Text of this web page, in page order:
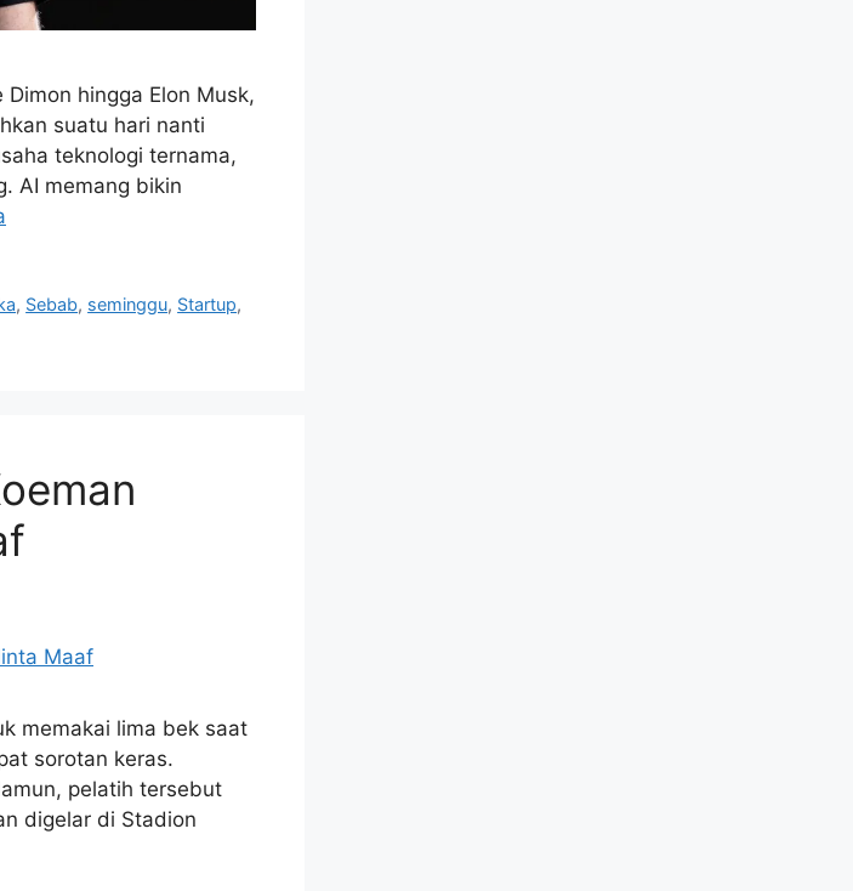
hingga Elon Musk,
suatu hari nanti
teknologi ternama,
AI memang bikin
, Sebab, seminggu, Startup,
memakai lima bek saat
sorotan keras.
pelatih tersebut
digelar di Stadion